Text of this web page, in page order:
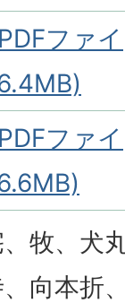
ファイ
ファイ
牧、犬
向本折